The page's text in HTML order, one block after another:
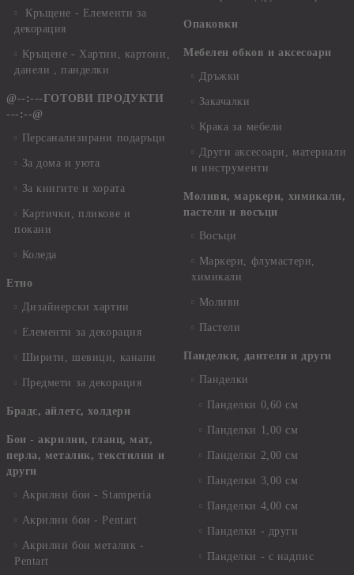
Кръщене - Елементи за
декорация
Кръщене - Хартии, картони,
данели , панделки
@--:---ГОТОВИ ПРОДУКТИ
---:--@
Персанализирани подаръци
За дома и уюта
За книгите и хората
Картички, пликове и
покани
Коледа
Етно
Дизайнерски хартии
Елементи за декорация
Ширити, шевици, канапи
Предмети за декорация
Брадс, айлетс, холдери
Бои - акрилни, гланц, мат,
перла, металик, текстилни и
други
Акрилни бои - Stamperia
Акрилни бои - Pentart
Акрилни бои металик -
Pentart
Опаковки
Мебелен обков и аксесоари
Дръжки
Закачалки
Крака за мебели
Други аксесоари, материали
и инструменти
Моливи, маркери, химикали,
пастели и восъци
Восъци
Маркери, флумастери,
химикали
Моливи
Пастели
Панделки, дантели и други
Панделки
Панделки 0,60 см
Панделки 1,00 см
Панделки 2,00 см
Панделки 3,00 см
Панделки 4,00 см
Панделки - други
Панделки - с надпис